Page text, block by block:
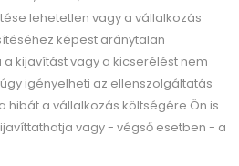
lehetetlen vagy a vállalkozás
képest aránytalan
kijavítást vagy a kicserélést nem
igényelheti az ellenszolgáltatás
hibát a vállalkozás költségére Ön is
vagy - végső esetben - a